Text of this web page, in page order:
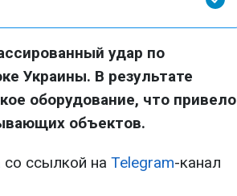
удар по
Украины. В результате
оборудование, что привело
объектов.
со ссылкой на Telegram-канал